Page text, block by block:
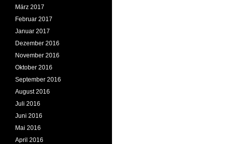
März 2017
Februar 2017
Januar 2017
Dezember 2016
November 2016
Oktober 2016
September 2016
August 2016
Juli 2016
Juni 2016
Mai 2016
April 2016